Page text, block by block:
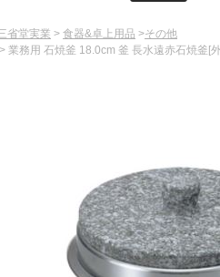
省堂実業 > 食器&卓上用品 >その他
> 業務用 石焼釜 18.0cm 釜 長水遠赤石焼釜